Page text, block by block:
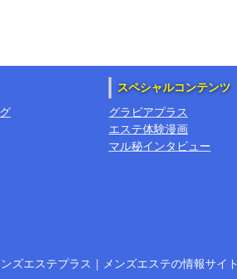
スペシャルコンテンツ
グラビアプラス
エステ体験漫画
マル秘インタビュー
ズエステプラス｜メンズエステの情報サイト